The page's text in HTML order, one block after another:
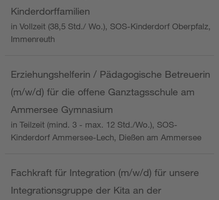
Kinderdorffamilien
in Vollzeit (38,5 Std./ Wo.), SOS-Kinderdorf Oberpfalz,
Immenreuth
Erziehungshelferin / Pädagogische Betreuerin
(m/w/d) für die offene Ganztagsschule am
Ammersee Gymnasium
in Teilzeit (mind. 3 - max. 12 Std./Wo.), SOS-
Kinderdorf Ammersee-Lech, Dießen am Ammersee
Fachkraft für Integration (m/w/d) für unsere
Integrationsgruppe der Kita an der